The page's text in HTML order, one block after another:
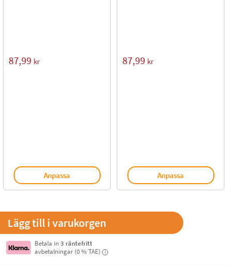
87,99 kr
Anpassa
87,99 kr
Anpassa
Betala in 3 räntefritt
avbetalningar (0 % TAE)
i